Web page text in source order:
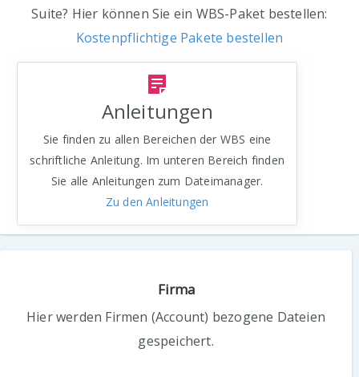
Suite? Hier können Sie ein WBS-Paket bestellen:
Kostenpflichtige Pakete bestellen
Anleitungen
Sie finden zu allen Bereichen der WBS eine
schriftliche Anleitung. Im unteren Bereich finden
Sie alle Anleitungen zum Dateimanager.
Zu den Anleitungen
Firma
Hier werden Firmen (Account) bezogene Dateien
gespeichert.